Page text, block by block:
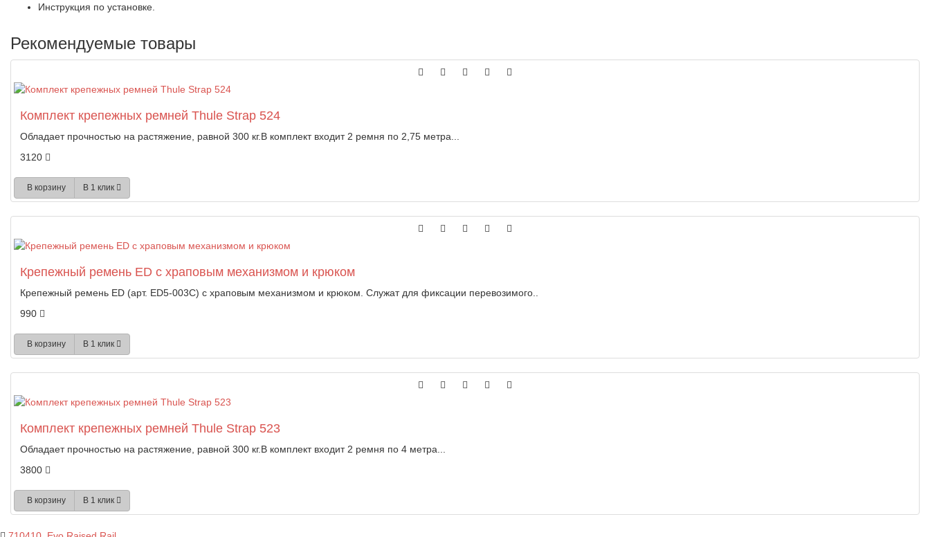
Инструкция по установке.
Рекомендуемые товары
Комплект крепежных ремней Thule Strap 524
Обладает прочностью на растяжение, равной 300 кг.В комплект входит 2 ремня по 2,75 метра...
3120
В корзину В 1 клик
Крепежный ремень ED с храповым механизмом и крюком
Крепежный ремень ED (арт. ED5-003C) с храповым механизмом и крюком. Служат для фиксации перевозимого..
990
В корзину В 1 клик
Комплект крепежных ремней Thule Strap 523
Обладает прочностью на растяжение, равной 300 кг.В комплект входит 2 ремня по 4 метра...
3800
В корзину В 1 клик